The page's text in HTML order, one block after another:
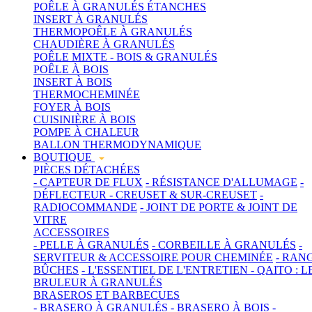
POÊLE À GRANULÉS ÉTANCHES
INSERT À GRANULÉS
THERMOPOÊLE À GRANULÉS
CHAUDIÈRE À GRANULÉS
POÊLE MIXTE - BOIS & GRANULÉS
POÊLE À BOIS
INSERT À BOIS
THERMOCHEMINÉE
FOYER À BOIS
CUISINIÈRE À BOIS
POMPE À CHALEUR
BALLON THERMODYNAMIQUE
BOUTIQUE
PIÈCES DÉTACHÉES
- CAPTEUR DE FLUX - RÉSISTANCE D'ALLUMAGE -
DÉFLECTEUR - CREUSET & SUR-CREUSET -
RADIOCOMMANDE - JOINT DE PORTE & JOINT DE
VITRE
ACCESSOIRES
- PELLE À GRANULÉS - CORBEILLE À GRANULÉS -
SERVITEUR & ACCESSOIRE POUR CHEMINÉE -
BÛCHES - L'ESSENTIEL DE L'ENTRETIEN - QAITO :
BRULEUR À GRANULÉS
BRASEROS ET BARBECUES
- BRASERO À GRANULÉS - BRASERO À BOIS -